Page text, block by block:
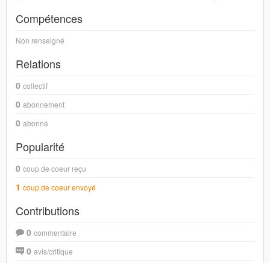
Compétences
Non renseigné
Relations
0 collectif
0 abonnement
0 abonné
Popularité
0 coup de coeur reçu
1 coup de coeur envoyé
Contributions
0 commentaire
0 avis/critique